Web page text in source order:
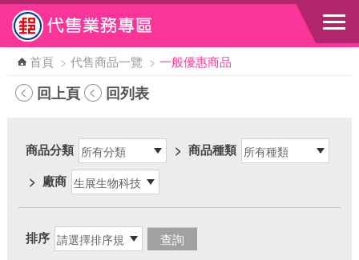
跳到主要內容區塊
首頁 > 代售商品一覽 > 一般優惠商品
回上頁 回列表
商品分類 > 商品種類
> 廠商
排序